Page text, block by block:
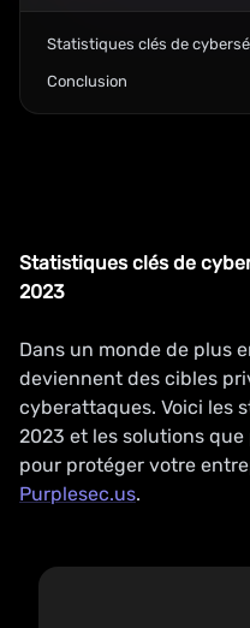
Statistiques clés de
Conclusion
Statistiques clés de
2023
Dans un monde de plus
deviennent des cibles
cyberattaques. Voici les
2023 et les solutions que
pour protéger votre
Purplesec.us.